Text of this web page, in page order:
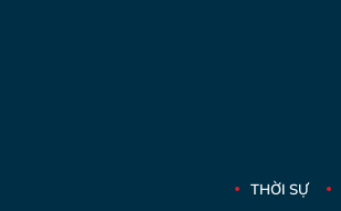
THỜI SỰ